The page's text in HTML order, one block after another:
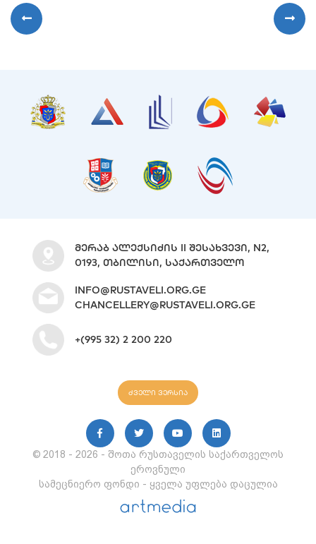
© 2018 - 2026 - შოთა რუსთაველის საქართველოს
ეროვნული
სამეცნიერო ფონდი - ყველა უფლება დაცულია
ᲛᲔᲠᲐᲑ ᲐᲚᲔᲥᲡᲘᲫᲘᲡ II ᲨᲔᲡᲐᲮᲕᲔᲕᲘ, N2,
0193, ᲗᲑᲘᲚᲘᲡᲘ, ᲡᲐᲥᲐᲠᲗᲕᲔᲚᲝ
INFO@RUSTAVELI.ORG.GE
CHANCELLERY@RUSTAVELI.ORG.GE
+(995 32) 2 200 220
ძველი ვერსია